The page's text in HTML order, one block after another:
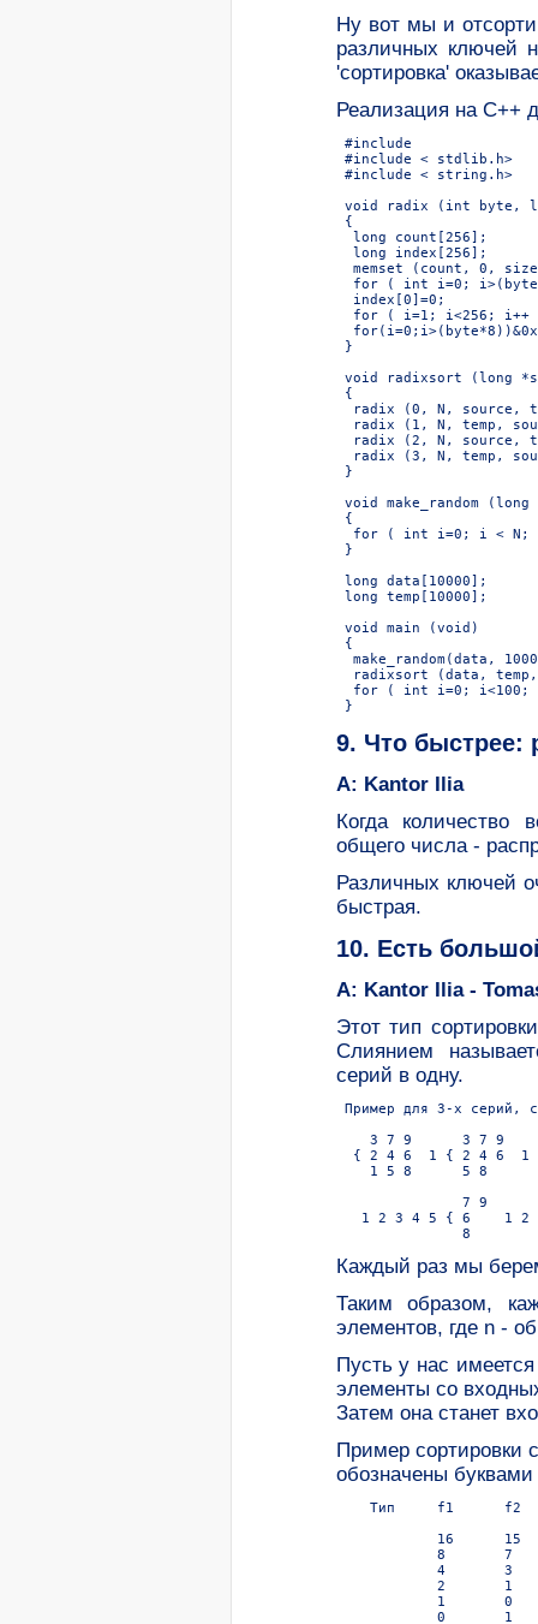
Hу вот мы и
различных ключей
'сортировка'
Реализация на C++
#include
#include < stdlib.h>
#include < string.h>
void radix (int byte,
{
  long count[256];
  long index[256];
memset (count, 0,
  for ( int i=0; i
  index[0]=0;
for ( i=1; i<256; i++
  for(i=0;i
}
void radixsort (long
{
radix (0, N, source,
radix (1, N, temp,
radix (2, N, source,
radix (3, N, temp,
}
void make_random
{
for ( int i=0; i < N;
}
long data[10000];
long temp[10000];
void main (void)
{
make_random(data,
radixsort (data,
for ( int i=0; i<100;
9. Что быстрее:
A: Kantor Ilia
Когда количество
общего числа -
Различных ключей
быстрая.
10. Есть
A: Kantor Ilia -
Этот тип
Слиянием
серий в одну.
Пример для 3-х серий,
3 7 9      3 7 9
{ 2 4 6  1 { 2 4 6  1
1 5 8      5 8
7 9
1 2 3 4 5 { 6    1 2
Каждый pаз мы
Таким образом,
элементов, где n -
Пусть у нас
элементы со
Затем она станет
Пример сортировки
обозначены
Тип     f1      f2
16      15
8       7
4       3
2       1
1       0